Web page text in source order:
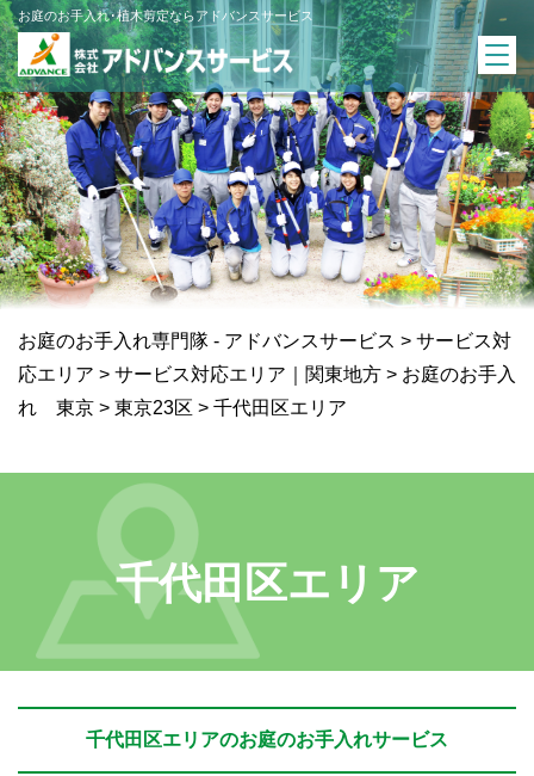
お庭のお手入れ･植木剪定ならアドバンスサービス
お庭のお手入れ専門隊 - アドバンスサービス > サービス対
応エリア > サービス対応エリア｜関東地方 > お庭のお手入
れ 東京 > 東京23区 > 千代田区エリア
千代田区エリア
千代田区エリアのお庭のお手入れサービス